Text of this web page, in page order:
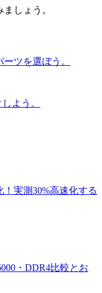
しょう。
ツを選ぼう。
よう。
！実測30%高速化する
・DDR4比較とお